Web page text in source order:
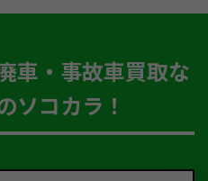
車・事故車買取な
ソコカラ！